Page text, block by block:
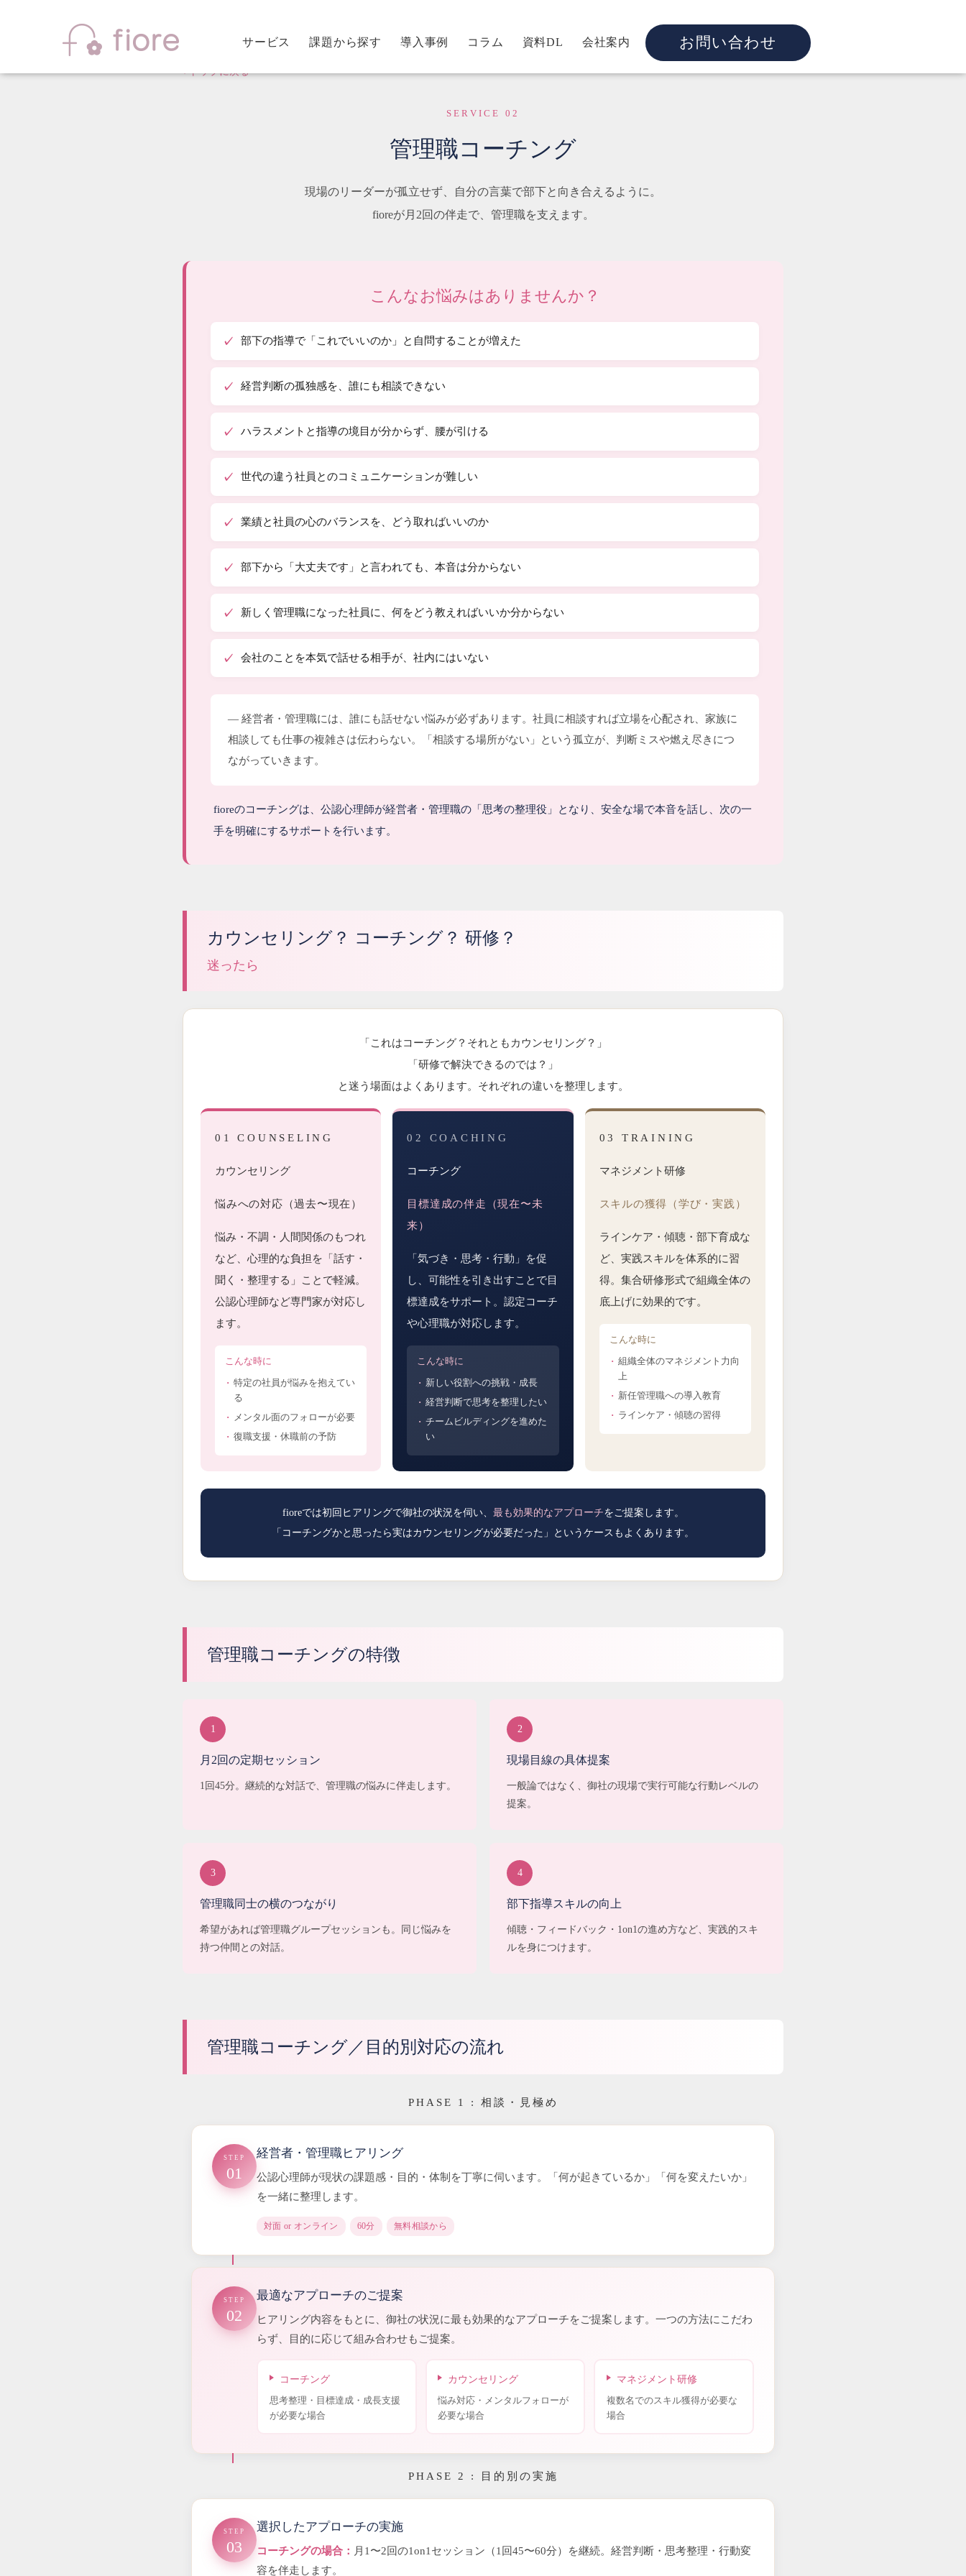
サービス 課題から探す 導入事例 コラム 資料DL 会社案内 お問い合わせ
‹ トップに戻る
SERVICE 02
管理職コーチング
現場のリーダーが孤立せず、自分の言葉で部下と向き合えるように。
fioreが月2回の伴走で、管理職を支えます。
こんなお悩みはありませんか？
部下の指導で「これでいいのか」と自問することが増えた
経営判断の孤独感を、誰にも相談できない
ハラスメントと指導の境目が分からず、腰が引ける
世代の違う社員とのコミュニケーションが難しい
業績と社員の心のバランスを、どう取ればいいのか
部下から「大丈夫です」と言われても、本音は分からない
新しく管理職になった社員に、何をどう教えればいいか分からない
会社のことを本気で話せる相手が、社内にはいない
— 経営者・管理職には、誰にも話せない悩みが必ずあります。社員に相談すれば立場を心配され、家族に
相談しても仕事の複雑さは伝わらない。「相談する場所がない」という孤立が、判断ミスや燃え尽きにつ
ながっていきます。
fioreのコーチングは、公認心理師が経営者・管理職の「思考の整理役」となり、安全な場で本音を話し、次の一
手を明確にするサポートを行います。
カウンセリング？ コーチング？ 研修？
迷ったら
「これはコーチング？それともカウンセリング？」
「研修で解決できるのでは？」
と迷う場面はよくあります。それぞれの違いを整理します。
01 COUNSELING
カウンセリング
悩みへの対応（過去〜現在）
悩み・不調・人間関係のもつれ
など、心理的な負担を「話す・
聞く・整理する」ことで軽減。
公認心理師など専門家が対応し
ます。
こんな時に
特定の社員が悩みを抱えてい
る
メンタル面のフォローが必要
復職支援・休職前の予防
02 COACHING
コーチング
目標達成の伴走（現在〜未
来）
「気づき・思考・行動」を促
し、可能性を引き出すことで目
標達成をサポート。認定コーチ
や心理職が対応します。
こんな時に
新しい役割への挑戦・成長
経営判断で思考を整理したい
チームビルディングを進めた
い
03 TRAINING
マネジメント研修
スキルの獲得（学び・実践）
ラインケア・傾聴・部下育成な
ど、実践スキルを体系的に習
得。集合研修形式で組織全体の
底上げに効果的です。
こんな時に
組織全体のマネジメント力向
上
新任管理職への導入教育
ラインケア・傾聴の習得
fioreでは初回ヒアリングで御社の状況を伺い、 最も効果的なアプローチをご提案します。
「コーチングかと思ったら実はカウンセリングが必要だった」というケースもよくあります。
管理職コーチングの特徴
1
月2回の定期セッション
1回45分。継続的な対話で、管理職の悩みに伴走します。
2
現場目線の具体提案
一般論ではなく、御社の現場で実行可能な行動レベルの
提案。
3
管理職同士の横のつながり
希望があれば管理職グループセッションも。同じ悩みを
持つ仲間との対話。
4
部下指導スキルの向上
傾聴・フィードバック・1on1の進め方など、実践的スキ
ルを身につけます。
管理職コーチング／目的別対応の流れ
PHASE 1 : 相談・見極め
STEP
01
経営者・管理職ヒアリング
公認心理師が現状の課題感・目的・体制を丁寧に伺います。「何が起きているか」「何を変えたいか」
を一緒に整理します。
対面 or オンライン 60分 無料相談から
STEP
02
最適なアプローチのご提案
ヒアリング内容をもとに、御社の状況に最も効果的なアプローチをご提案します。一つの方法にこだわ
らず、目的に応じて組み合わせもご提案。
コーチング
思考整理・目標達成・成長支援
が必要な場合
カウンセリング
悩み対応・メンタルフォローが
必要な場合
マネジメント研修
複数名でのスキル獲得が必要な
場合
PHASE 2 : 目的別の実施
STEP
03
選択したアプローチの実施
コーチングの場合： 月1〜2回の1on1セッション（1回45〜60分）を継続。経営判断・思考整理・行動変
容を伴走します。